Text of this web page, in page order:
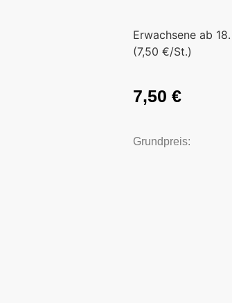
Erwachsene ab
(7,50 €/St.)
7,50€
Grundpreis: